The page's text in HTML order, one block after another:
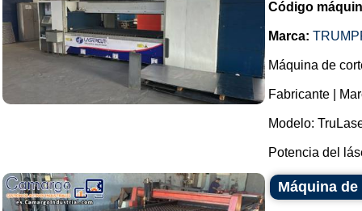
Código
Marca:
Máquina de
Fabricante |
Modelo:
Potencia del
Máquina